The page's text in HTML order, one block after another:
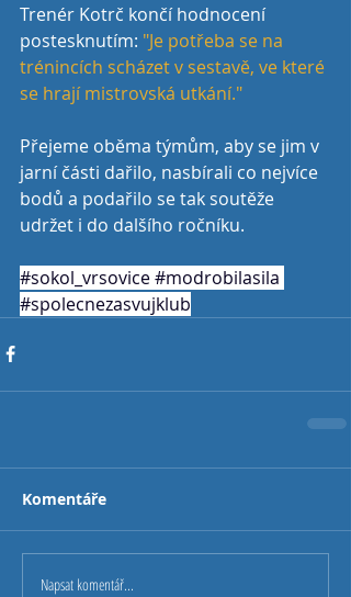
Trenér Kotrč končí hodnocení
postesknutím: "Je potřeba se na
trénincích scházet v sestavě, ve které
se hrají mistrovská utkání."
Přejeme oběma týmům, aby se jim v
jarní části dařilo, nasbírali co nejvíce
bodů a podařilo se tak soutěže
udržet i do dalšího ročníku.
#sokol_vrsovice#modrobilasila
#spolecnezasvujklub
Komentáře
Napsat komentář...